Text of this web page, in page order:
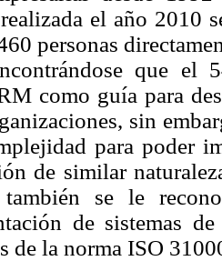
realizada el año 2010
personas
que el
como guía para
sin
para poder
de similar
también se le
de sistemas
de la norma ISO